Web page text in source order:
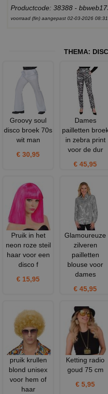
Productcode: 38388 -
voorraad (fin) aangepast 02-03-2026 08:31
THEMA:
Groovy soul
disco broek 70s
wit man
€ 30,95
Dames
pailletten
in zebra print
voor de dur
€ 45,95
Pruik in het
neon roze steil
haar voor een
disco f
€ 15,95
Glamoureuze
zilveren
pailletten
blouse voor
dames
€ 45,95
pruik krullen
blond unisex
voor hem of
haar
Ketting radio
goud 75 cm
€ 5,95